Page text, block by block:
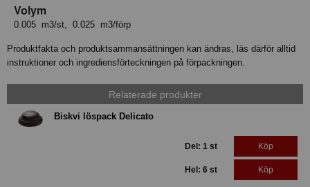
Volym
0.005 m3/st, 0.025 m3/förp
Produktfakta och produktsammansättningen kan ändras, läs därför alltid
instruktioner och ingrediensförteckningen på förpackningen.
Relaterade produkter
Biskvi löspack Delicato
Del: 1 st Köp
Hel: 6 st Köp